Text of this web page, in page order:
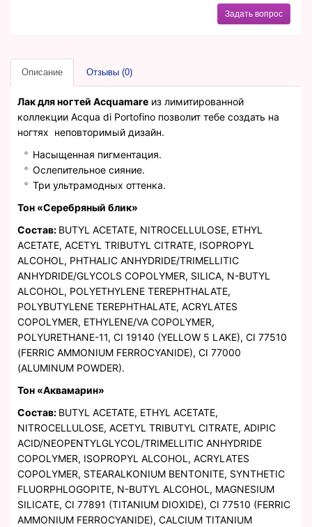
Задать вопрос
Описание Отзывы (0)
Лак для ногтей Aсquamare из лимитированной
коллекции Acqua di Portofino позволит тебе создать на
ногтях неповторимый дизайн.
Насыщенная пигментация.
Ослепительное сияние.
Три ультрамодных оттенка.
Тон «Серебряный блик»
Состав: BUTYL ACETATE, NITROCELLULOSE, ETHYL
ACETATE, ACETYL TRIBUTYL CITRATE, ISOPROPYL
ALCOHOL, PHTHALIC ANHYDRIDE/TRIMELLITIC
ANHYDRIDE/GLYCOLS COPOLYMER, SILICA, N-BUTYL
ALCOHOL, POLYETHYLENE TEREPHTHALATE,
POLYBUTYLENE TEREPHTHALATE, ACRYLATES
COPOLYMER, ETHYLENE/VA COPOLYMER,
POLYURETHANE-11, CI 19140 (YELLOW 5 LAKE), CI 77510
(FERRIC AMMONIUM FERROCYANIDE), CI 77000
(ALUMINUM POWDER).
Тон «Аквамарин»
Состав: BUTYL ACETATE, ETHYL ACETATE,
NITROCELLULOSE, ACETYL TRIBUTYL CITRATE, ADIPIC
ACID/NEOPENTYLGLYCOL/TRIMELLITIC ANHYDRIDE
COPOLYMER, ISOPROPYL ALCOHOL, ACRYLATES
COPOLYMER, STEARALKONIUM BENTONITE, SYNTHETIC
FLUORPHLOGOPITE, N-BUTYL ALCOHOL, MAGNESIUM
SILICATE, CI 77891 (TITANIUM DIOXIDE), CI 77510 (FERRIC
AMMONIUM FERROCYANIDE), CALCIUM TITANIUM